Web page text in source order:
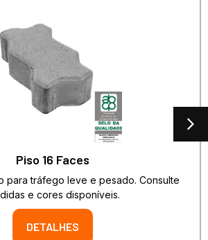
Piso 16 Faces
para tráfego leve e pesado. Consulte
e cores disponíveis.
DETALHES